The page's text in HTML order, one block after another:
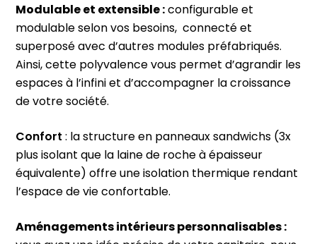
Modulable et extensible :configurable et
modulable selon vos besoins, connecté et
superposé avec d’autres modules préfabriqués.
Ainsi, cette polyvalence vous permet d’agrandir les
espaces à l’infini et d’accompagner la croissance
de votre société.
Confort: la structure en panneaux sandwichs (3x
plus isolant que la laine de roche à épaisseur
équivalente) offre une isolation thermique rendant
l’espace de vie confortable.
Aménagements intérieurs personnalisables :